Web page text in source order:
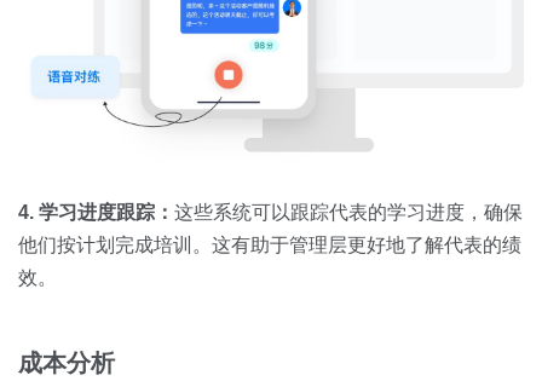
4. 学习进度跟踪： 这些系统可以跟踪代表的学习进度，确保
他们按计划完成培训。这有助于管理层更好地了解代表的绩
效。
成本分析